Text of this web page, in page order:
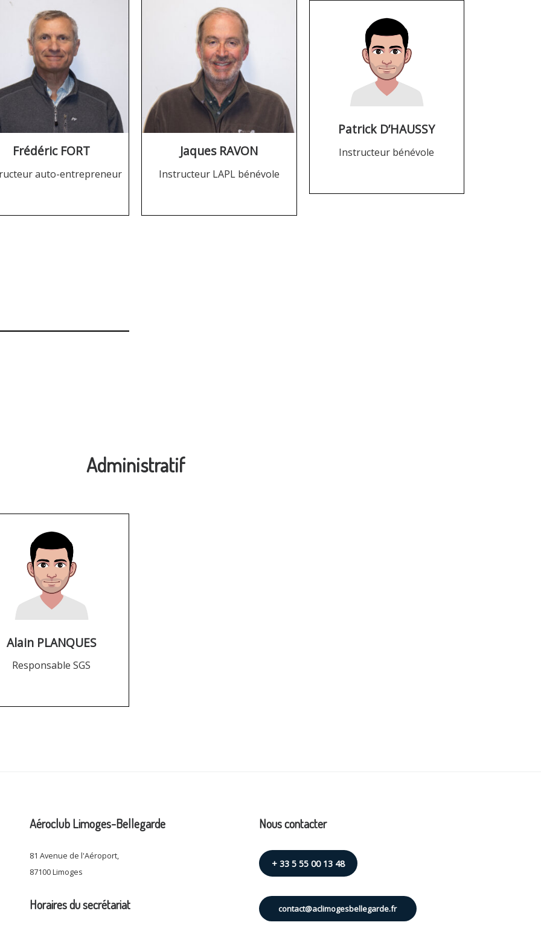
Frédéric FORT
auto-entrepreneur
Jaques RAVON
Instructeur LAPL bénévole
Patrick D’HAUSSY
Instructeur bénévole
Administratif
Alain PLANQUES
Responsable SGS
Aéroclub Limoges-Bellegarde
81 Avenue de l'Aéroport,
87100 Limoges
Horaires du secrétariat
Nous contacter
+ 33 5 55 00 13 48
contact@aclimogesbellegarde.fr